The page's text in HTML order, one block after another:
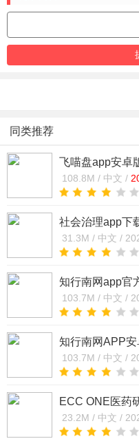
同类推荐
飞喵盘app安卓
108.8M / 中文 /
社会治理app下
v2.0.2安卓版
31.3M / 中文 /
知行南网app官
版
103.7M / 中文 /
知行南网APP
装v1.6.5手机版
103.7M / 中文 /
ECC ONE医药
载安装
23.2M / 中文 /